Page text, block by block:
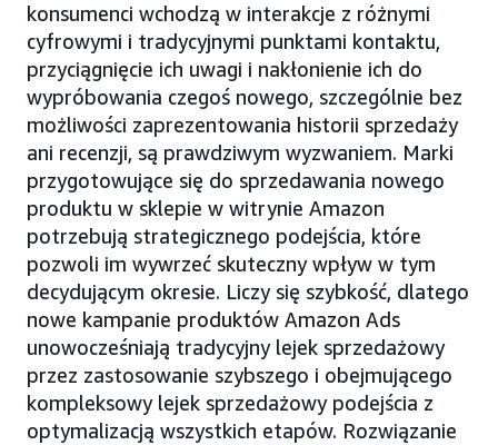
konsumenci wchodzą w interakcje z różnymi
cyfrowymi i tradycyjnymi punktami kontaktu,
przyciągnięcie ich uwagi i nakłonienie ich do
wypróbowania czegoś nowego, szczególnie bez
możliwości zaprezentowania historii sprzedaży
ani recenzji, są prawdziwym wyzwaniem. Marki
przygotowujące się do sprzedawania nowego
produktu w sklepie w witrynie Amazon
potrzebują strategicznego podejścia, które
pozwoli im wywrzeć skuteczny wpływ w tym
decydującym okresie. Liczy się szybkość, dlatego
nowe kampanie produktów Amazon Ads
unowocześniają tradycyjny lejek sprzedażowy
przez zastosowanie szybszego i obejmującego
kompleksowy lejek sprzedażowy podejścia z
optymalizacją wszystkich etapów. Rozwiązanie